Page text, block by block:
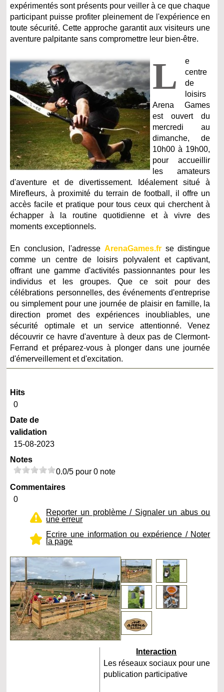
expérimentés sont présents pour veiller à ce que chaque
participant puisse profiter pleinement de l'expérience en
toute sécurité. Cette approche garantit aux visiteurs une
aventure palpitante sans compromettre leur bien-être.
L
e
centre
de
loisirs
Arena Games
est ouvert du
mercredi au
dimanche, de
10h00 à 19h00,
pour accueillir
les amateurs
d'aventure et de divertissement. Idéalement situé à
Mirefleurs, à proximité du terrain de football, il offre un
accès facile et pratique pour tous ceux qui cherchent à
échapper à la routine quotidienne et à vivre des
moments exceptionnels.
En conclusion, l'adresse ArenaGames.frse distingue
comme un centre de loisirs polyvalent et captivant,
offrant une gamme d'activités passionnantes pour les
individus et les groupes. Que ce soit pour des
célébrations personnelles, des événements d'entreprise
ou simplement pour une journée de plaisir en famille, la
direction promet des expériences inoubliables, une
sécurité optimale et un service attentionné. Venez
découvrir ce havre d'aventure à deux pas de Clermont-
Ferrand et préparez-vous à plonger dans une journée
d'émerveillement et d'excitation.
Hits
0
Date de
validation
15-08-2023
Notes
0.0/5 pour 0 note
Commentaires
0
Reporter un problème / Signaler un abus ou
une erreur
Ecrire une information ou expérience / Noter
la page
Interaction
Les réseaux sociaux pour une
publication participative